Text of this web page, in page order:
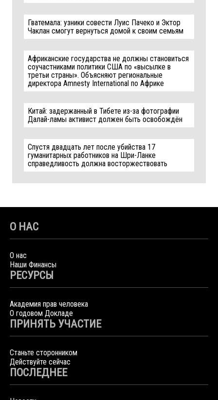
Гватемала: узники совести Луис Пачеко и Эктор
Чаклан смогут вернуться домой к своим семьям
Африканские государства не должны становиться
соучастниками политики США по «высылке в
третьи страны». Объясняют региональные
директора Amnesty International по Африке
Китай: задержанный в Тибете из-за фотографии
Далай-ламы активист должен быть освобождён
Спустя двадцать лет после убийства 17
гуманитарных работников на Шри-Ланке
справедливость должна восторжествовать
О НАС
О нас
Наши Финансы
РЕСУРСЫ
Академия прав человека
О годовом Докладе
ПРИНЯТЬ УЧАСТИЕ
Станьте сторонником
Действуйте сейчас
ПОСЛЕДНЕЕ